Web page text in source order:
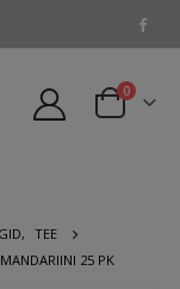
0
, TEE
25 PK